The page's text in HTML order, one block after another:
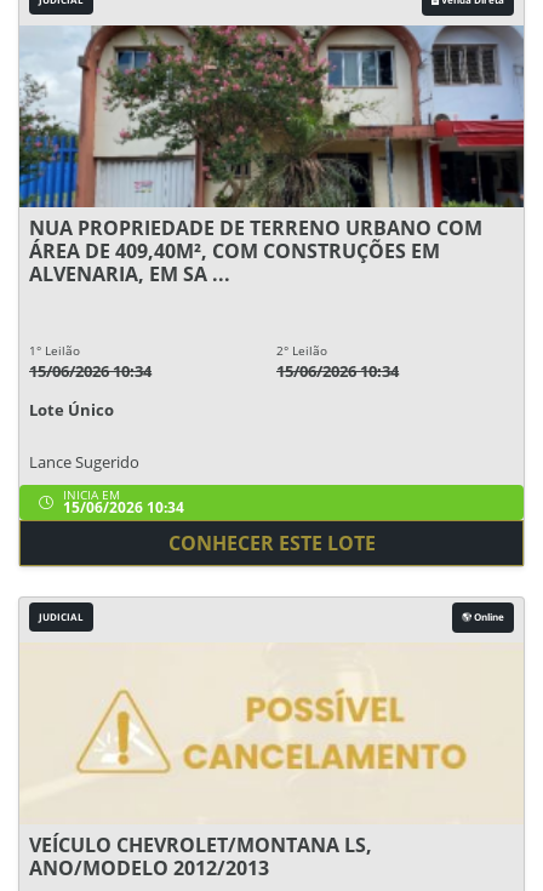
NUA PROPRIEDADE DE TERRENO URBANO COM
ÁREA DE 409,40M², COM CONSTRUÇÕES EM
ALVENARIA, EM SA ...
1° Leilão
15/06/2026 10:34
2° Leilão
15/06/2026 10:34
Lote Único
Lance Sugerido
INICIA EM
15/06/2026 10:34
CONHECER ESTE LOTE
JUDICIAL Online
VEÍCULO CHEVROLET/MONTANA LS,
ANO/MODELO 2012/2013